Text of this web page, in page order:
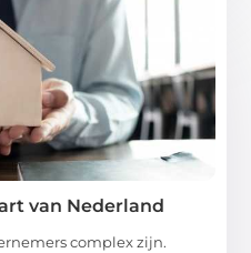
van Nederland
complex zijn.